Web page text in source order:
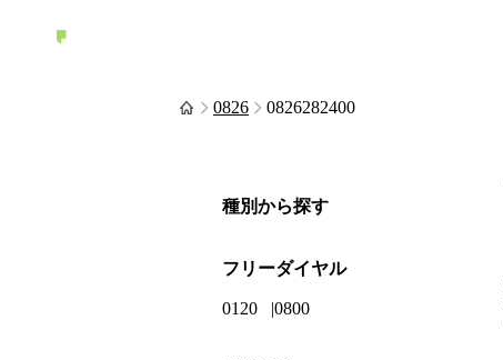
0826 0826282400
種別から探す
フリーダイヤル
0120 0800